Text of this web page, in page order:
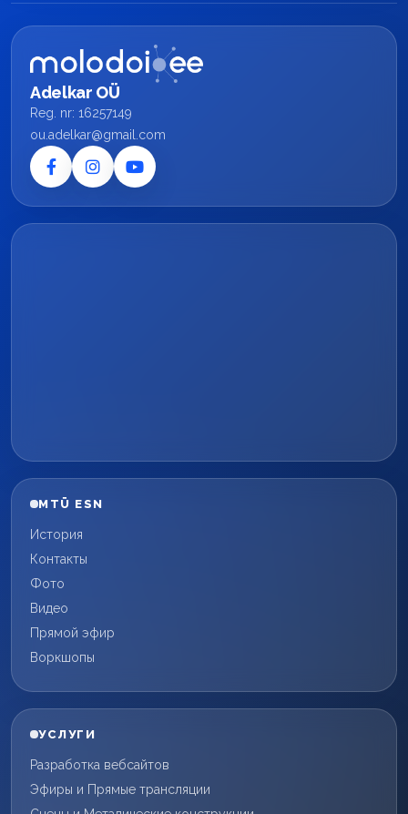
Adelkar OÜ
Reg. nr: 16257149
ou.adelkar@gmail.com
MTÜ ESN
История
Контакты
Фото
Видео
Прямой эфир
Воркшопы
УСЛУГИ
Разработка вебсайтов
Эфиры и Прямые трансляции